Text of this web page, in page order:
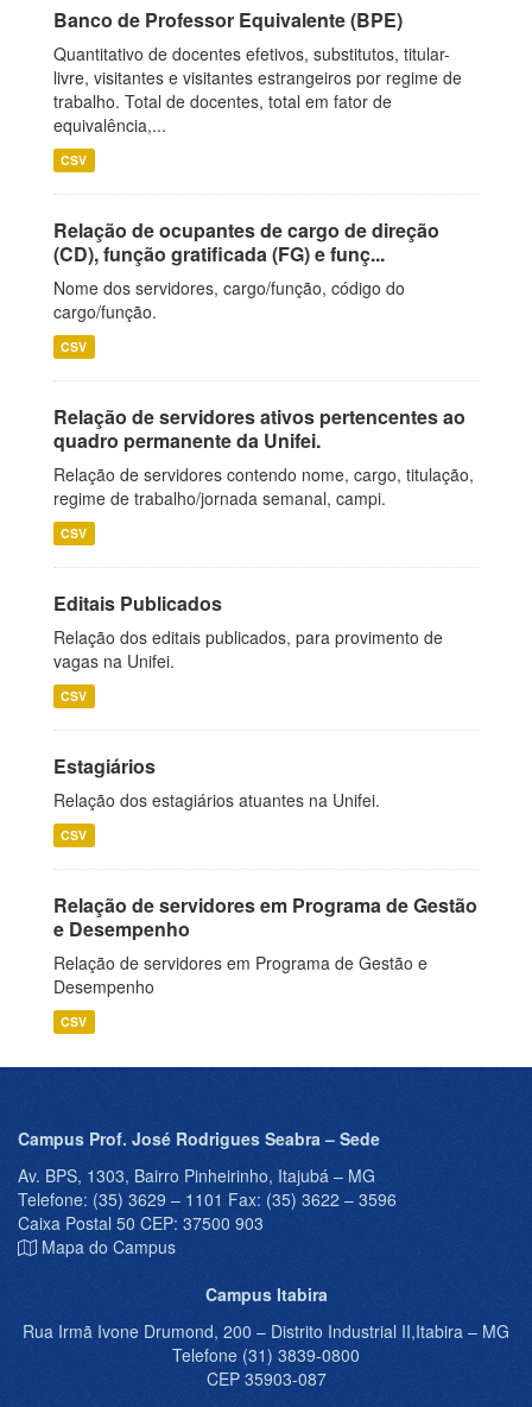
Banco de Professor Equivalente (BPE)
Quantitativo de docentes efetivos, substitutos, titular-
livre, visitantes e visitantes estrangeiros por regime de
trabalho. Total de docentes, total em fator de
equivalência,...
CSV
Relação de ocupantes de cargo de direção
(CD), função gratificada (FG) e funç...
Nome dos servidores, cargo/função, código do
cargo/função.
CSV
Relação de servidores ativos pertencentes ao
quadro permanente da Unifei.
Relação de servidores contendo nome, cargo, titulação,
regime de trabalho/jornada semanal, campi.
CSV
Editais Publicados
Relação dos editais publicados, para provimento de
vagas na Unifei.
CSV
Estagiários
Relação dos estagiários atuantes na Unifei.
CSV
Relação de servidores em Programa de Gestão
e Desempenho
Relação de servidores em Programa de Gestão e
Desempenho
CSV
Campus Prof. José Rodrigues Seabra – Sede
Av. BPS, 1303, Bairro Pinheirinho, Itajubá – MG
Telefone: (35) 3629 – 1101 Fax: (35) 3622 – 3596
Caixa Postal 50 CEP: 37500 903
Mapa do Campus
Campus Itabira
Rua Irmã Ivone Drumond, 200 – Distrito Industrial II,Itabira – MG
Telefone (31) 3839-0800
CEP 35903-087